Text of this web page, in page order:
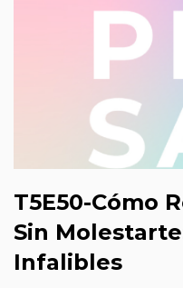
T5E50-Cómo
Sin
Infalibles